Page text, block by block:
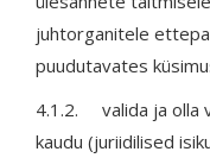
juhtorganitele
puudutavates
4.1.2. valida ja olla
kaudu (juriidilised